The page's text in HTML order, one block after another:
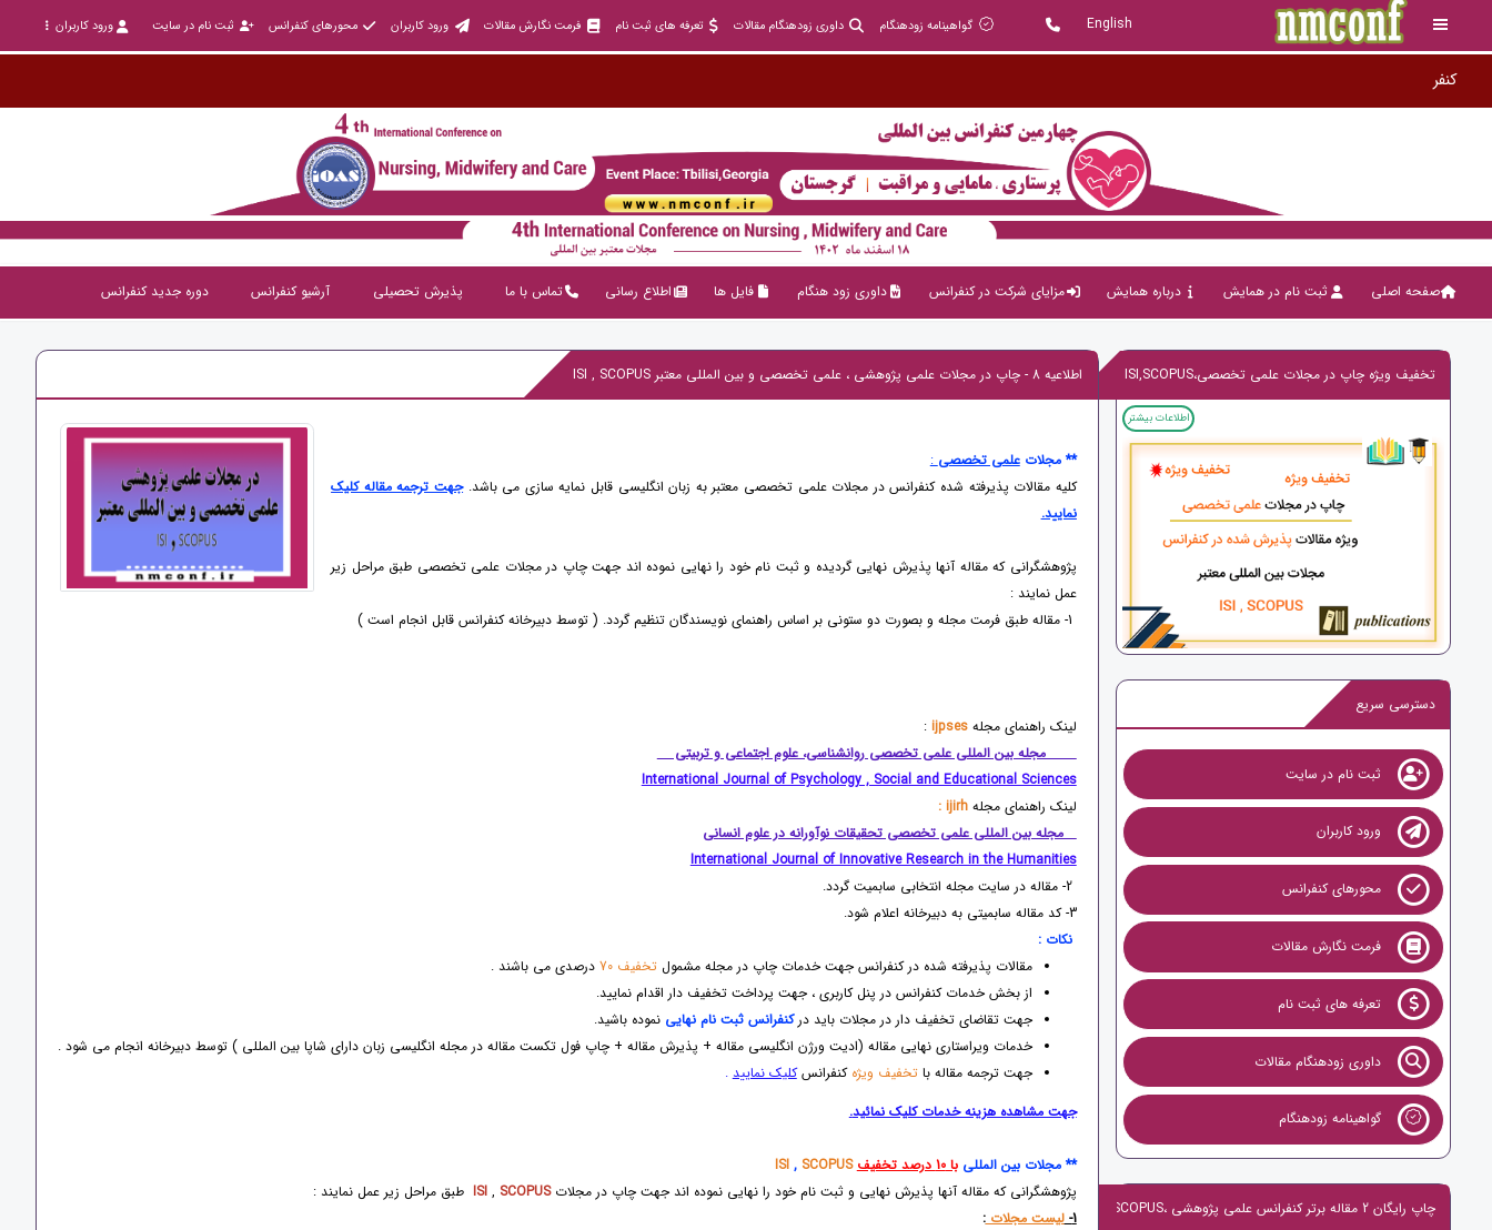
English گواهینامه زودهنگام داوری زودهنگام مقالات تعرفه های ثبت نام فرمت نگارش مقالات ورود کاربران محورهای کنفرانس ثبت نام در سایت ورود کاربران
صفحه اصلی ثبت نام در همایش درباره همایش مزایای شرکت در کنفرانس داوری زود هنگام فایل ها اطلاع رسانی تماس با ما پذیرش تحصیلی آرشیو کنفرانس دوره جدید کنفرانس
تخفیف ویژه چاپ در مجلات علمی تخصصی،ISI,SCOPUS
اطلاعات بیشتر
دسترسی سریع
ثبت نام در سایت
ورود کاربران
محورهای کنفرانس
فرمت نگارش مقالات
تعرفه های ثبت نام
داوری زودهنگام مقالات
گواهینامه زودهنگام
چاپ رایگان 2 مقاله برتر کنفرانس علمی پژوهشی ،ISI,SCOPUS
اطلاعیه 8 - چاپ در مجلات علمی پژوهشی ، علمی تخصصی و بین المللی معتبر ISI , SCOPUS
** مجلاتعلمی تخصصی:
کلیه مقالات پذیرفته شده کنفرانس در مجلات علمی تخصصی معتبر به زبان انگلیسی قابل نمایه سازی می باشد.جهت ترجمه مقاله کلیک
نمایید.
پژوهشگرانی که مقاله آنها پذیرش نهایی گردیده و ثبت نام خود را نهایی نموده اند جهت چاپ در مجلات علمی تخصصی طبق مراحل زیر
عمل نمایند :
لینک راهنمای مجلهijpses
:
مجله بین المللی علمی تخصصی روانشناسی، علوم اجتماعی و تربیتی
International Journal of Psychology , Social and Educational Sciences
لینک راهنمای مجلهijirh :
مجله بین المللی علمی تخصصی تحقیقات نوآورانه در علوم انسانی
International Journal of Innovative Research in the Humanities
2- مقاله در سایت مجله انتخابی سابمیت گردد.
3- کد مقاله سابمیتی به دبیرخانه اعلام شود.
نکات :
مقالات پذیرفته شده در کنفرانس جهت خدمات چاپ در مجله مشمولتخفیف 70
درصدی می باشند .
از بخش خدمات کنفرانس در پنل کاربری ، جهت پرداخت تخفیف دار اقدام نمایید.
جهت تقاضای تخفیف دار در مجلات باید درکنفرانس ثبت نام نهایی نموده باشید.
خدمات ویراستاری نهایی مقاله (ادیت ورژن انگلیسی مقاله + پذیرش مقاله + چاپ فول تکست مقاله در مجله انگلیسی زبان دارای شاپا بین المللی ) توسط دبیرخانه انجام می شود .
جهت ترجمه مقاله باتخفیف ویژه کنفرانسکلیک نمایید.
جهت مشاهده هزینه خدمات کلیک نمائید.
** مجلات بین المللیبا 10 درصد تخفیف ISI, SCOPUS
پژوهشگرانی که مقاله آنها پذیرش نهایی و ثبت نام خود را نهایی نموده اند جهت چاپ در مجلات
ISI , SCOPUS
طبق مراحل زیر عمل نمایند :
1- لیست مجلات: